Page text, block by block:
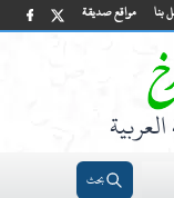
مواقع صديقة بنا
بحث